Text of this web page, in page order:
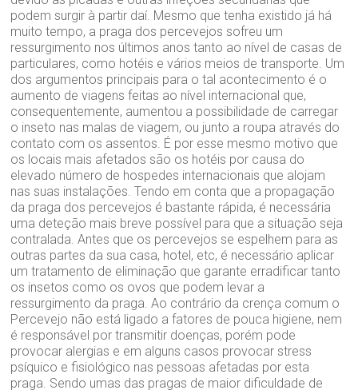
podem surgir à partir daí. Mesmo que tenha existido já há
muito tempo, a praga dos percevejos sofreu um
ressurgimento nos últimos anos tanto ao nível de casas de
particulares, como hotéis e vários meios de transporte. Um
dos argumentos principais para o tal acontecimento é o
aumento de viagens feitas ao nível internacional que,
consequentemente, aumentou a possibilidade de carregar
o inseto nas malas de viagem, ou junto a roupa através do
contato com os assentos. É por esse mesmo motivo que
os locais mais afetados são os hotéis por causa do
elevado número de hospedes internacionais que alojam
nas suas instalações. Tendo em conta que a propagação
da praga dos percevejos é bastante rápida, é necessária
uma deteção mais breve possível para que a situação seja
contralada. Antes que os percevejos se espelhem para as
outras partes da sua casa, hotel, etc, é necessário aplicar
um tratamento de eliminação que garante erradificar tanto
os insetos como os ovos que podem levar a
ressurgimento da praga. Ao contrário da crença comum o
Percevejo não está ligado a fatores de pouca higiene, nem
é responsável por transmitir doenças, porém pode
provocar alergias e em alguns casos provocar stress
psíquico e fisiológico nas pessoas afetadas por esta
praga. Sendo umas das pragas de maior dificuldade de